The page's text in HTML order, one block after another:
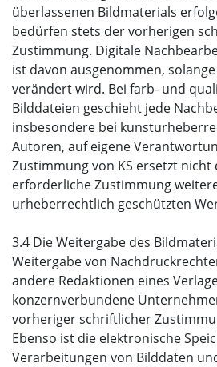
überlassenen Bildmaterials
bedürfen stets der vorherigen
Zustimmung. Digitale
ist davon ausgenommen,
verändert wird. Bei farb- und
Bilddateien geschieht jede
insbesondere bei
Autoren, auf eigene
Zustimmung von KS ersetzt nicht
erforderliche Zustimmung
urheberrechtlich geschützten
3.4 Die Weitergabe des
Weitergabe von
andere Redaktionen eines
konzernverbundene
vorheriger schriftlicher
Ebenso ist die elektronische
Verarbeitungen von Bilddaten